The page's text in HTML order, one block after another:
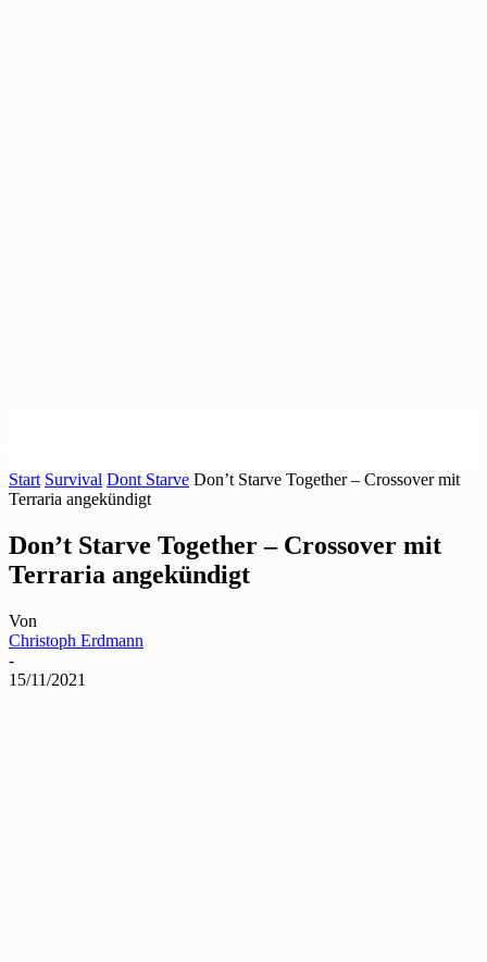
Start Survival Dont Starve Don’t Starve Together – Crossover mit
Terraria angekündigt
Don’t Starve Together – Crossover mit
Terraria angekündigt
Von
Christoph Erdmann
-
15/11/2021